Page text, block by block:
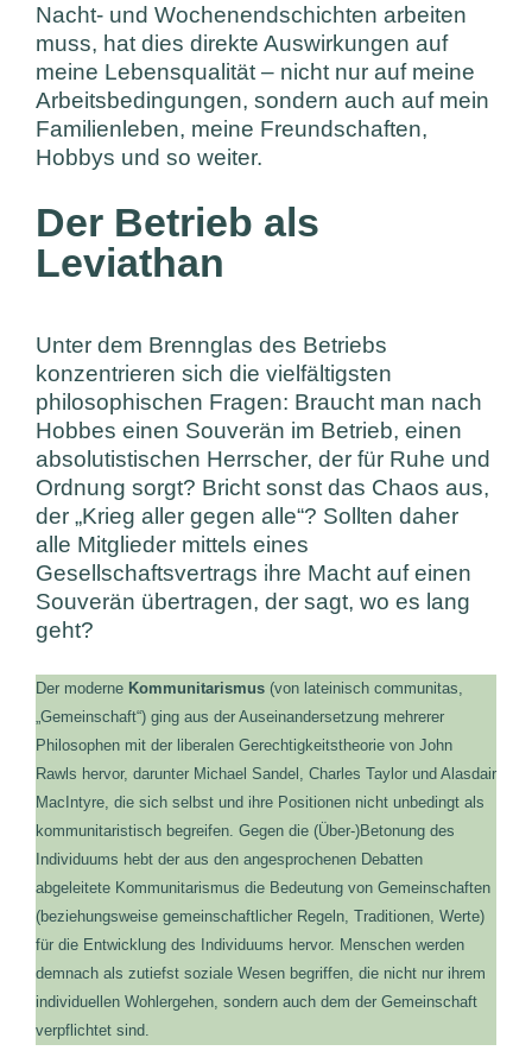
Nacht- und Wochenendschichten arbeiten
muss, hat dies direkte Auswirkungen auf
meine Lebensqualität – nicht nur auf meine
Arbeitsbedingungen, sondern auch auf mein
Familienleben, meine Freundschaften,
Hobbys und so weiter.
Der Betrieb als
Leviathan
Unter dem Brennglas des Betriebs
konzentrieren sich die vielfältigsten
philosophischen Fragen: Braucht man nach
Hobbes einen Souverän im Betrieb, einen
absolutistischen Herrscher, der für Ruhe und
Ordnung sorgt? Bricht sonst das Chaos aus,
der „Krieg aller gegen alle“? Sollten daher
alle Mitglieder mittels eines
Gesellschaftsvertrags ihre Macht auf einen
Souverän übertragen, der sagt, wo es lang
geht?
Der moderne Kommunitarismus (von lateinisch communitas,
„Gemeinschaft“) ging aus der Auseinandersetzung mehrerer
Philosophen mit der liberalen Gerechtigkeitstheorie von John
Rawls hervor, darunter Michael Sandel, Charles Taylor und Alasdair
MacIntyre, die sich selbst und ihre Positionen nicht unbedingt als
kommunitaristisch begreifen. Gegen die (Über-)Betonung des
Individuums hebt der aus den angesprochenen Debatten
abgeleitete Kommunitarismus die Bedeutung von Gemeinschaften
(beziehungsweise gemeinschaftlicher Regeln, Traditionen, Werte)
für die Entwicklung des Individuums hervor. Menschen werden
demnach als zutiefst soziale Wesen begriffen, die nicht nur ihrem
individuellen Wohlergehen, sondern auch dem der Gemeinschaft
verpflichtet sind.